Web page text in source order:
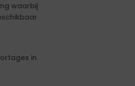
waarbij
in